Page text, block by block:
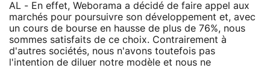
AL - En effet, Weborama a décidé de faire appel aux
marchés pour poursuivre son développement et, avec
un cours de bourse en hausse de plus de 76%, nous
sommes satisfaits de ce choix. Contrairement à
d'autres sociétés, nous n'avons toutefois pas
l'intention de diluer notre modèle et nous ne